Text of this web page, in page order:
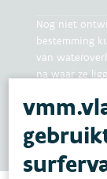
Nog niet
bestemming
van
na waar ze